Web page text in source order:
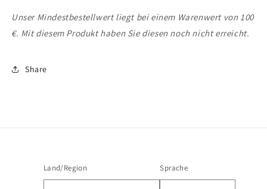
Unser Mindestbestellwert liegt bei einem Warenwert von 100
€. Mit diesem Produkt haben Sie diesen noch nicht erreicht.
Share
Land/Region Sprache